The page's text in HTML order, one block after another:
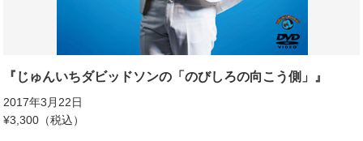
『じゅんいちダビッドソンの「のびしろの向こう側」』
2017年3月22日
¥3,300（税込）